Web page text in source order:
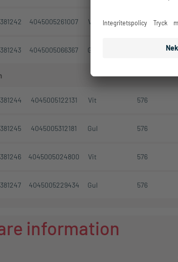
4045005261007 Vit 576
4045005066367 Gul
4045005122131 Vit 576
4045005312181 Gul 576
4045005024800 Vit 576
4045005229434 Gul 576
information